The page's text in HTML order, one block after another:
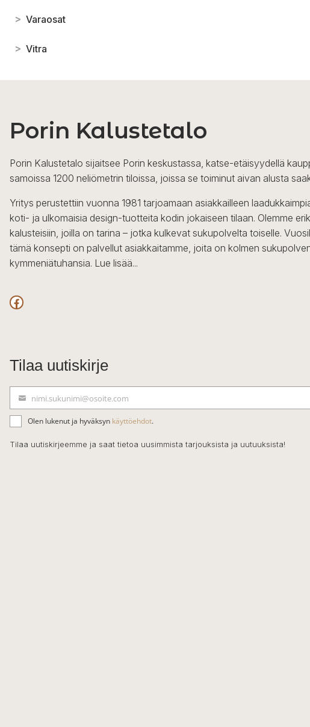
> Varaosat
> Vitra
Porin Kalustetalo
Porin Kalustetalo sijaitsee Porin keskustassa, katse-etäisyydellä
samoissa 1200 neliömetrin tiloissa, joissa se toiminut aivan alusta
Yritys perustettiin vuonna 1981 tarjoamaan asiakkailleen
koti- ja ulkomaisia design-tuotteita kodin jokaiseen tilaan. Olemme
kalusteisiin, joilla on tarina – jotka kulkevat sukupolvelta toiselle.
tämä konsepti on palvellut asiakkaitamme, joita on kolmen
kymmeniätuhansia. Lue lisää...
Facebook
Tilaa uutiskirje
ä
h
k
nimi.sukunimi@osoite.com
Olen lukenut ja hyväksyn käyttöehdot.
Tilaa uutiskirjeemme ja saat tietoa uusimmista tarjouksista ja uutuuksista!